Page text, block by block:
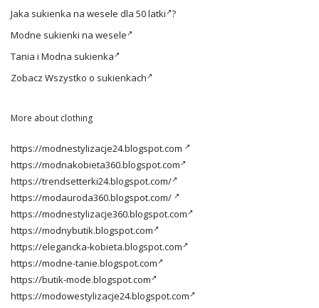
Jaka sukienka na wesele dla 50 latki ?
Modne sukienki na wesele
Tania i Modna sukienka
Zobacz Wszystko o sukienkach
More about clothing
https://modnestylizacje24.blogspot.com
https://modnakobieta360.blogspot.com
https://trendsetterki24.blogspot.com/
https://modauroda360.blogspot.com/
https://modnestylizacje360.blogspot.com
https://modnybutik.blogspot.com
https://elegancka-kobieta.blogspot.com
https://modne-tanie.blogspot.com
https://butik-mode.blogspot.com
https://modowestylizacje24.blogspot.com